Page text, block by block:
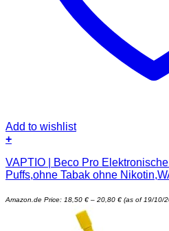
Add to wishlist
+
Produkt
weist
Varianten
VAPTIO | Beco Pro
Puffs,ohne Tabak ohne
Amazon.de Price: 18,50 € – 20,80 € 18,50 €
(as of 19/10/